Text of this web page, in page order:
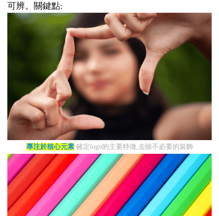
可辨。關鍵點:
專注於核心元素確定logo的主要特徵,去除不必要的裝飾